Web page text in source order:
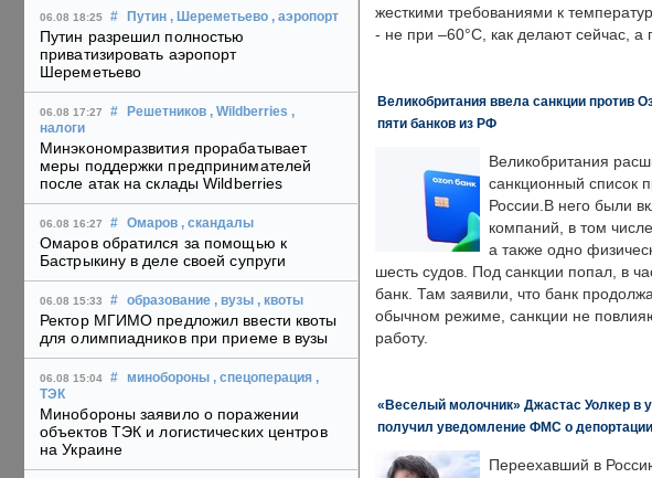
06.08 18:25 # Путин , Шереметьево , аэропорт
Путин разрешил полностью
приватизировать аэропорт
Шереметьево
06.08 17:27 # Решетников , Wildberries ,
налоги
Минэкономразвития прорабатывает
меры поддержки предпринимателей
после атак на склады Wildberries
06.08 16:27 # Омаров , скандалы
Омаров обратился за помощью к
Бастрыкину в деле своей супруги
06.08 15:33 # образование , вузы , квоты
Ректор МГИМО предложил ввести квоты
для олимпиадников при приеме в вузы
06.08 15:04 # минобороны , спецоперация ,
ТЭК
Минобороны заявило о поражении
объектов ТЭК и логистических центров
на Украине
жесткими требованиями к
- не при –60°C, как делают сейчас, а
Великобритания ввела санкции против
пяти банков из РФ
Великобритания
санкционный список
России.В него были
компаний, в том
а также одно
шесть судов. Под санкции попал, в
банк. Там заявили, что банк
обычном режиме, санкции не
работу.
«Веселый молочник» Джастас Уолкер в
получил уведомление ФМС о
Переехавший в